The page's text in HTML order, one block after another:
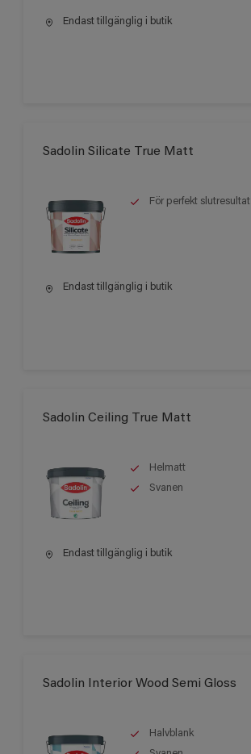
Endast tillgänglig i butik
Sadolin Silicate True Matt
För perfekt slutresultat
Endast tillgänglig i butik
Sadolin Ceiling True Matt
Helmatt
Svanen
Endast tillgänglig i butik
Sadolin Interior Wood Semi Gloss
Halvblank